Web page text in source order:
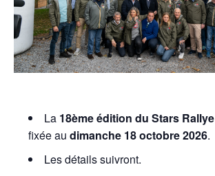
La 18ème édition du Stars Rallye
fixée au dimanche 18 octobre 2026.
Les détails suivront.